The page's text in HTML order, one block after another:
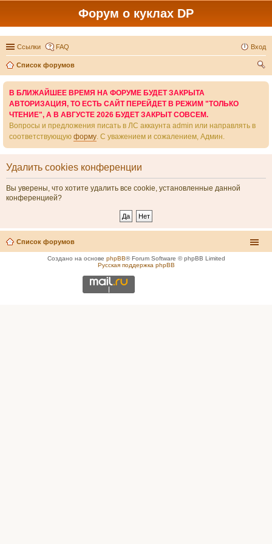
Форум о куклах DP
Ссылки FAQ Вход
Список форумов
В БЛИЖАЙШЕЕ ВРЕМЯ НА ФОРУМЕ БУДЕТ ЗАКРЫТА
АВТОРИЗАЦИЯ, ТО ЕСТЬ САЙТ ПЕРЕЙДЕТ В РЕЖИМ "ТОЛЬКО
ЧТЕНИЕ", А В АВГУСТЕ 2026 БУДЕТ ЗАКРЫТ СОВСЕМ.
Вопросы и предложения писать в ЛС аккаунта admin или направлять в
соответствующую форму. С уважением и сожалением, Админ.
Удалить cookies конференции
Вы уверены, что хотите удалить все cookie, установленные данной
конференцией?
Список форумов
Создано на основе phpBB® Forum Software © phpBB Limited
Русская поддержка phpBB